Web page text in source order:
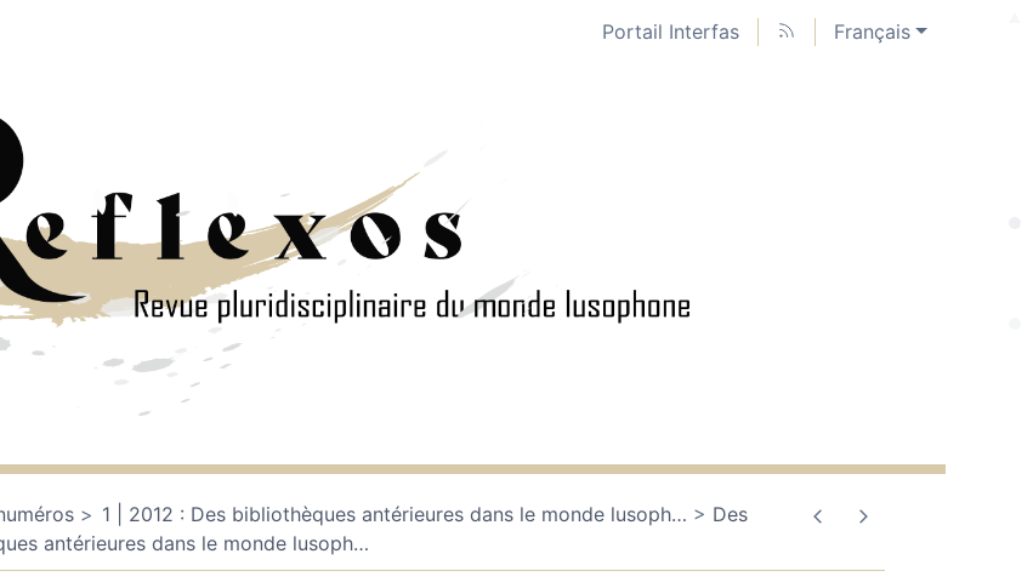
Portail Interfas Français
1 | 2012 : Des bibliothèques antérieures dans le monde lusoph…
Des
antérieures dans le monde lusoph…